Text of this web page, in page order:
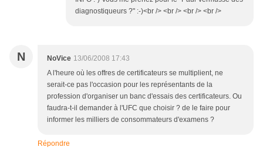
diagnostiqueurs ?" :-)<br /> <br /> <br /> <br />
N NoVice 13/06/2008 17:43
A l'heure où les offres de certificateurs se multiplient, ne
serait-ce pas l'occasion pour les représentants de la
profession d'organiser un banc d'essais des certificateurs. Ou
faudra-t-il demander à l'UFC que choisir ? de le faire pour
informer les milliers de consommateurs d'examens ?
Répondre